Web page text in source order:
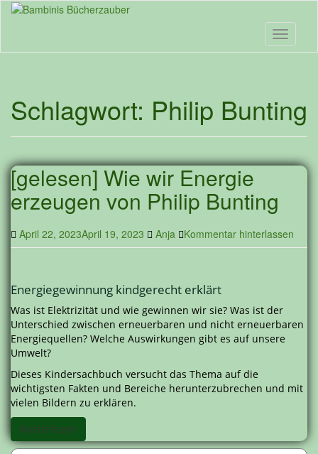
Skip
content
Toggle
Schlagwort: Philip Bunting
[gelesen] Wie wir Energie
erzeugen von Philip Bunting
April 22, 2023April 19, 2023 Anja Kommentar hinterlassen
Energiegewinnung kindgerecht erklärt
Was ist Elektrizität und wie gewinnen wir sie? Was ist der
Unterschied zwischen erneuerbaren und nicht erneuerbaren
Energiequellen? Welche Auswirkungen gibt es auf unsere
Umwelt?
Dieses Kindersachbuch versucht das Thema auf die
wichtigsten Fakten und Bereiche herunterzubrechen und mit
vielen Bildern zu erklären.
Weiterlesen